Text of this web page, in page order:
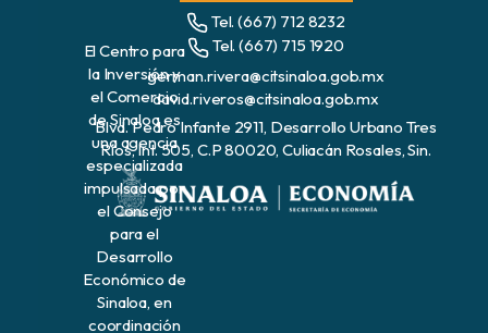
El Centro para
la Inversión y
el Comercio
de Sinaloa es
una agencia
especializada
impulsada por
el Consejo
para el
Desarrollo
Económico de
Sinaloa, en
coordinación
Tel. (667) 712 8232
Tel. (667) 715 1920
german.rivera@citsinaloa.gob.mx
david.riveros@citsinaloa.gob.mx
Blvd. Pedro Infante 2911, Desarrollo Urbano Tres
Ríos, Int. 505, C.P 80020, Culiacán Rosales, Sin.